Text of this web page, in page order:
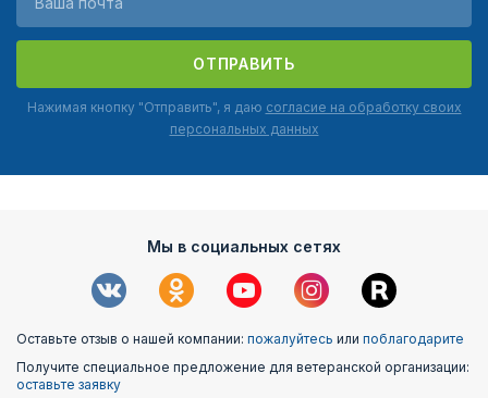
ОТПРАВИТЬ
Нажимая кнопку "Отправить", я даю согласие на обработку своих
персональных данных
Мы в социальных сетях
Оставьте отзыв о нашей компании: пожалуйтесь или поблагодарите
Получите специальное предложение для ветеранской организации:
оставьте заявку